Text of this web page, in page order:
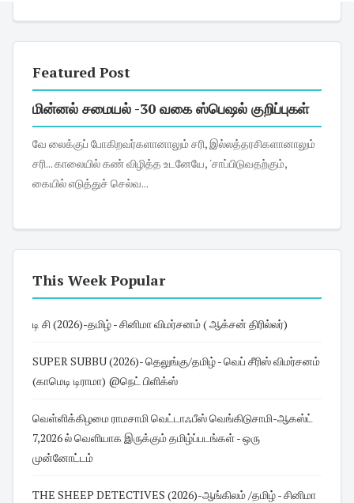
Featured Post
மின்னல் சமையல் -30 வகை ஸ்பெஷல் குறிப்புகள்
வே லைக்குப் போகிறவர்களானாலும் சரி, இல்லத்தரசிகளானாலும்
சரி... காலையில் கண் விழித்த உடனேயே, 'சாப்பிடுவதற்கும்,
கையில் எடுத்துச் செல்வ...
This Week Popular
டி சி (2026)-தமிழ் - சினிமா விமர்சனம் ( ஆக்சன் திரில்லர்)
SUPER SUBBU (2026)- தெலுங்கு/தமிழ் - வெப் சீரிஸ் விமர்சனம்
(காமெடி டிராமா) @நெட் பிளிக்ஸ்
வெள்ளிக்கிழமை ராமசாமி வெட்டாஃபீஸ் வெங்கிடுசாமி-ஆகஸ்ட்
7,2026 ல் வெளியாக இருக்கும் தமிழ்ப்படங்கள் - ஒரு
முன்னோட்டம்
THE SHEEP DETECTIVES (2026)-ஆங்கிலம் /தமிழ் - சினிமா